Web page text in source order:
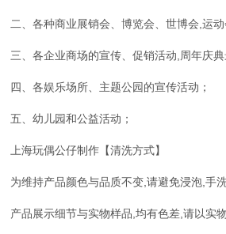
二、各种商业展销会、博览会、世博会,运动
三、各企业商场的宣传、促销活动,周年庆典
四、各娱乐场所、主题公园的宣传活动；
五、幼儿园和公益活动；
上海玩偶公仔制作【清洗方式】
为维持产品颜色与品质不变,请避免浸泡,手
产品展示细节与实物样品,均有色差,请以实